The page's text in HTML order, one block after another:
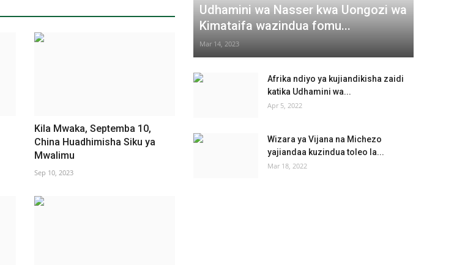
Kila Mwaka, Septemba 10,
China Huadhimisha Siku ya
Mwalimu
Sep 10, 2023
Udhamini wa Nasser kwa Uongozi wa
Kimataifa wazindua fomu...
Mar 14, 2023
Afrika ndiyo ya kujiandikisha zaidi
katika Udhamini wa...
Apr 5, 2022
Wizara ya Vijana na Michezo
yajiandaa kuzindua toleo la...
Mar 18, 2022